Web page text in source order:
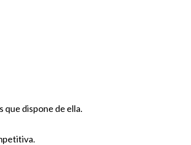
que dispone de ella.